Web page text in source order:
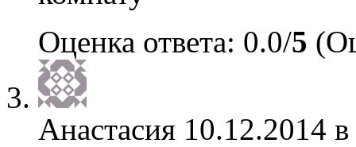
Оценка ответа: 0.0/5
Анастасия 10.12.2014